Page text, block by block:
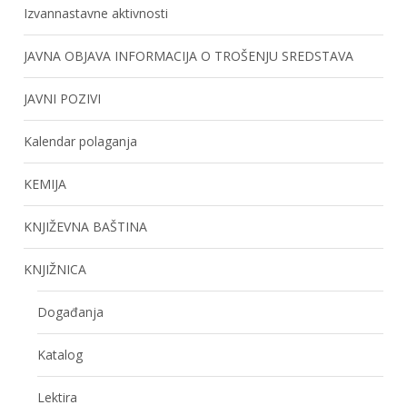
Izvannastavne aktivnosti
JAVNA OBJAVA INFORMACIJA O TROŠENJU SREDSTAVA
JAVNI POZIVI
Kalendar polaganja
KEMIJA
KNJIŽEVNA BAŠTINA
KNJIŽNICA
Događanja
Katalog
Lektira